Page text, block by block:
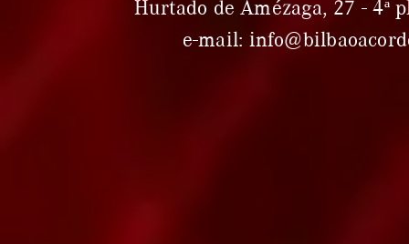
Hurtado de Amézaga, 27 - 4ª
e-mail: